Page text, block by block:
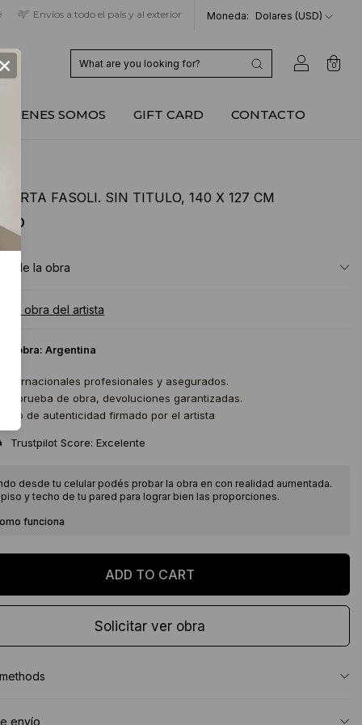
Envíos a todo el país y al exterior Moneda: Dolares (USD)
0
SOMOS GIFT CARD CONTACTO
FASOLI. SIN TITULO, 140 X 127 CM
de la obra
la obra del artista
la obra: Argentina
internacionales profesionales y asegurados.
prueba de obra, devoluciones garantizadas.
de autenticidad firmado por el artista
Trustpilot Score: Excelente
desde tu celular podés probar la obra en con realidad aumentada.
y techo de tu pared para lograr bien las proporciones.
funciona
Solicitar ver obra
envío